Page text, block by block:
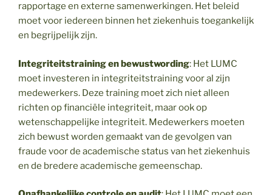
rapportage en externe samenwerkingen. Het beleid
moet voor iedereen binnen het ziekenhuis toegankelijk
en begrijpelijk zijn.
Integriteitstraining en bewustwording: Het LUMC
moet investeren in integriteitstraining voor al zijn
medewerkers. Deze training moet zich niet alleen
richten op financiële integriteit, maar ook op
wetenschappelijke integriteit. Medewerkers moeten
zich bewust worden gemaakt van de gevolgen van
fraude voor de academische status van het ziekenhuis
en de bredere academische gemeenschap.